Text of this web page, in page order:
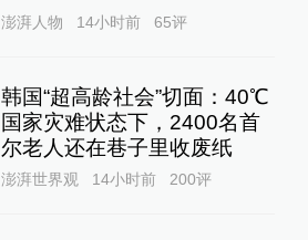
澎湃人物 14小时前 65评
韩国“超高龄社会”切面：40℃
国家灾难状态下，2400名首
尔老人还在巷子里收废纸
澎湃世界观 14小时前 200评